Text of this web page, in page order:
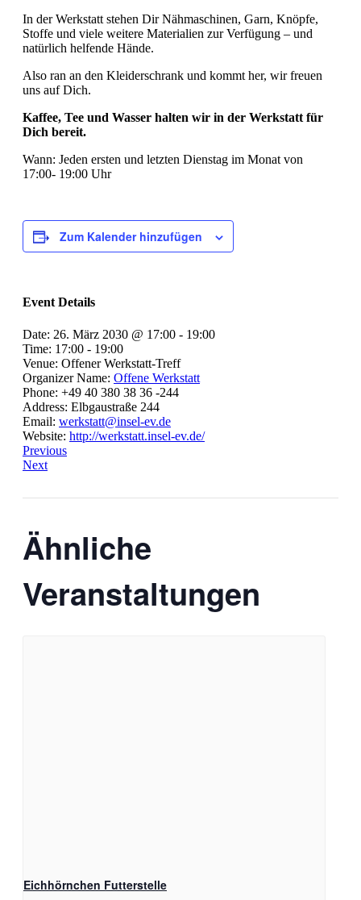
In der Werkstatt stehen Dir Nähmaschinen, Garn, Knöpfe,
Stoffe und viele weitere Materialien zur Verfügung – und
natürlich helfende Hände.
Also ran an den Kleiderschrank und kommt her, wir freuen
uns auf Dich.
Kaffee, Tee und Wasser halten wir in der Werkstatt für
Dich bereit.
Wann: Jeden ersten und letzten Dienstag im Monat von
17:00- 19:00 Uhr
Zum Kalender hinzufügen
Event Details
Date: 26. März 2030 @ 17:00 - 19:00
Time: 17:00 - 19:00
Venue: Offener Werkstatt-Treff
Organizer Name: Offene Werkstatt
Phone: +49 40 380 38 36 -244
Address: Elbgaustraße 244
Email: werkstatt@insel-ev.de
Website: http://werkstatt.insel-ev.de/
Previous
Next
Ähnliche
Veranstaltungen
Eichhörnchen Futterstelle